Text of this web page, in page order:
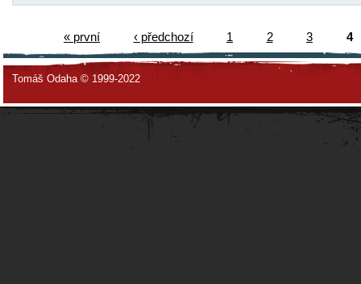
« první ‹ předchozí 1 2 3 4
Tomáš Odaha © 1999-2022